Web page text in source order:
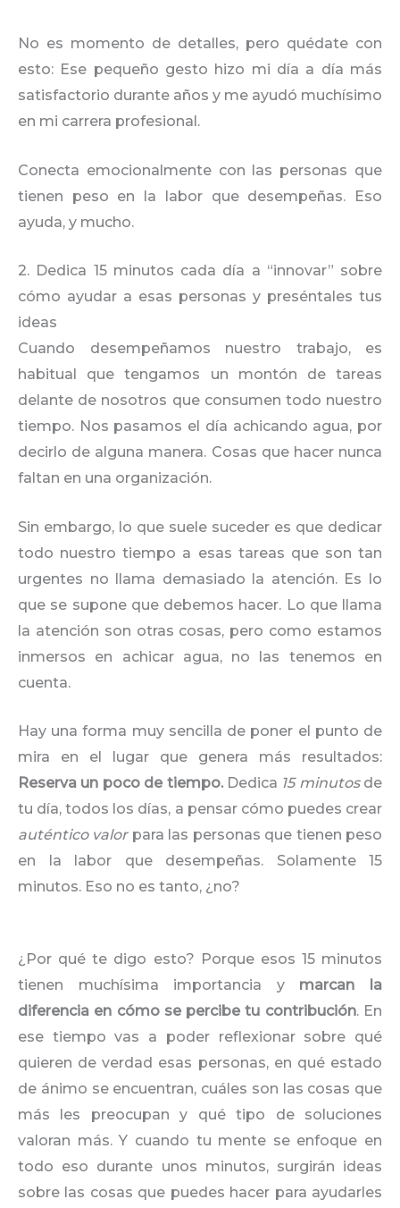
No es momento de detalles, pero quédate con
esto: Ese pequeño gesto hizo mi día a día más
satisfactorio durante años y me ayudó muchísimo
en mi carrera profesional.
Conecta emocionalmente con las personas que
tienen peso en la labor que desempeñas. Eso
ayuda, y mucho.
2. Dedica 15 minutos cada día a “innovar” sobre
cómo ayudar a esas personas y preséntales tus
ideas
Cuando desempeñamos nuestro trabajo, es
habitual que tengamos un montón de tareas
delante de nosotros que consumen todo nuestro
tiempo. Nos pasamos el día achicando agua, por
decirlo de alguna manera. Cosas que hacer nunca
faltan en una organización.
Sin embargo, lo que suele suceder es que dedicar
todo nuestro tiempo a esas tareas que son tan
urgentes no llama demasiado la atención. Es lo
que se supone que debemos hacer. Lo que llama
la atención son otras cosas, pero como estamos
inmersos en achicar agua, no las tenemos en
cuenta.
Hay una forma muy sencilla de poner el punto de
mira en el lugar que genera más resultados:
Reserva un poco de tiempo.Dedica 15 minutosde
tu día, todos los días, a pensar cómo puedes crear
auténtico valorpara las personas que tienen peso
en la labor que desempeñas. Solamente 15
minutos. Eso no es tanto, ¿no?
¿Por qué te digo esto? Porque esos 15 minutos
tienen muchísima importancia y marcan la
diferencia en cómo se percibe tu contribución. En
ese tiempo vas a poder reflexionar sobre qué
quieren de verdad esas personas, en qué estado
de ánimo se encuentran, cuáles son las cosas que
más les preocupan y qué tipo de soluciones
valoran más. Y cuando tu mente se enfoque en
todo eso durante unos minutos, surgirán ideas
sobre las cosas que puedes hacer para ayudarles